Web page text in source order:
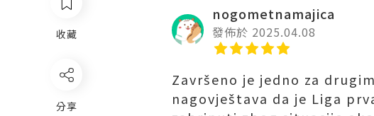
nogometnamajica
發佈於 2025.04.08
Završeno je jedno za
nagovještava da je Liga
收藏
分享